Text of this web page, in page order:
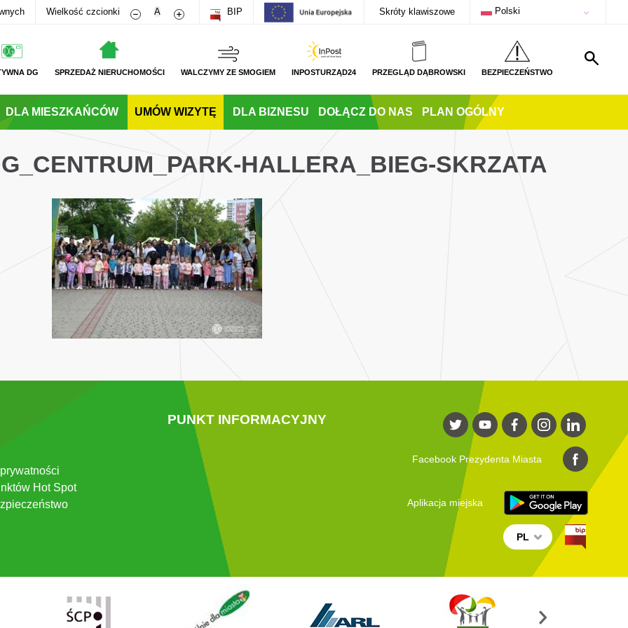
Wielkość czcionki Zmniejsz rozmiar czcionki
A Zwiększ rozmiar czcionki
BIP Skróty klawiszowe Polski
DG SPRZEDAŻ NIERUCHOMOŚCI WALCZYMY ZE SMOGIEM INPOSTURZĄD24 PRZEGLĄD DĄBROWSKI BEZPIECZEŃSTWO
DLA MIESZKAŃCÓW UMÓW WIZYTĘ DLA BIZNESU DOŁĄCZ DO NAS PLAN OGÓLNY
HALLERA_BIEG-SKRZATA
Hot Spot
PUNKT INFORMACYJNY
Facebook Prezydenta Miasta
Aplikacja miejska
PL